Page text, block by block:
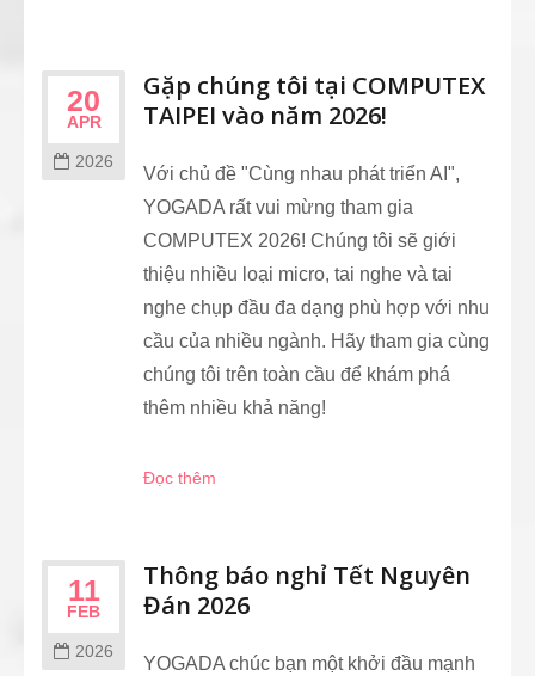
20
APR
2026
Gặp chúng tôi tại COMPUTEX
TAIPEI vào năm 2026!
Với chủ đề "Cùng nhau phát triển AI",
YOGADA rất vui mừng tham gia
COMPUTEX 2026! Chúng tôi sẽ giới
thiệu nhiều loại micro, tai nghe và tai
nghe chụp đầu đa dạng phù hợp với nhu
cầu của nhiều ngành. Hãy tham gia cùng
chúng tôi trên toàn cầu để khám phá
thêm nhiều khả năng!
Đọc thêm
11
FEB
2026
Thông báo nghỉ Tết Nguyên
Đán 2026
YOGADA chúc bạn một khởi đầu mạnh